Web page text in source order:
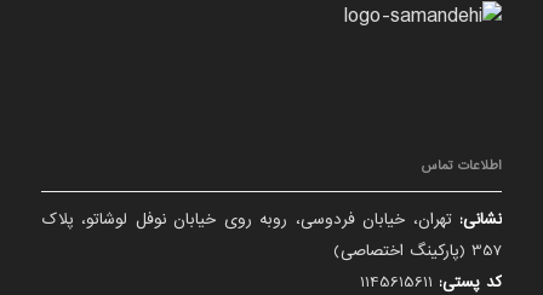
اطلاعات تماس
نشانی: تهران، خیابان فردوسی، روبه روی خیابان نوفل لوشاتو، پلاک
357 (پارکینگ اختصاصی)
کد پستی: